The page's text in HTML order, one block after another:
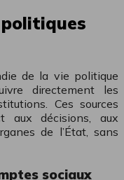
de la vie politique
directement les
Ces sources
aux décisions, aux
de l’État, sans
sociaux